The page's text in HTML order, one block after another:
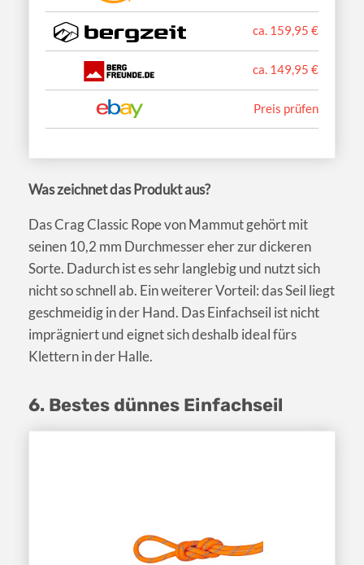
ca. 159,95 €
ca. 149,95 €
Preis prüfen
Was zeichnet das Produkt aus?
Das Crag Classic Rope von Mammut gehört mit
seinen 10,2 mm Durchmesser eher zur dickeren
Sorte. Dadurch ist es sehr langlebig und nutzt sich
nicht so schnell ab. Ein weiterer Vorteil: das Seil liegt
geschmeidig in der Hand. Das Einfachseil ist nicht
imprägniert und eignet sich deshalb ideal fürs
Klettern in der Halle.
6. Bestes dünnes Einfachseil